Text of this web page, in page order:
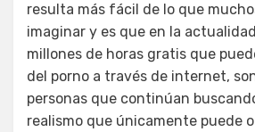
resulta más fácil de lo que
imaginar y es que en la
millones de horas gratis que
del porno a través de internet,
personas que continúan
realismo que únicamente puede